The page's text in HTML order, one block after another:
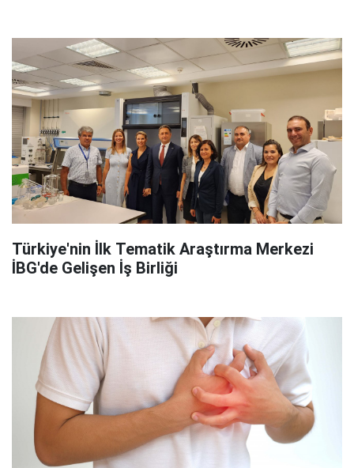
Türkiye'nin İlk Tematik Araştırma Merkezi
İBG'de Gelişen İş Birliği